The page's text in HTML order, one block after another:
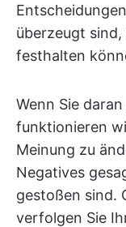
überzeugt
festhalten
Wenn Sie
funktionieren
Meinung zu
Negatives
gestoßen sind.
verfolgen Sie